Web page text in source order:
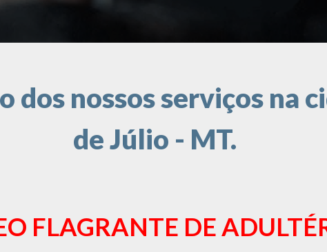
dos nossos serviços na
de Júlio - MT.
FLAGRANTE DE